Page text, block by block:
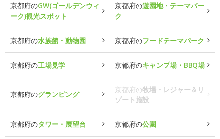
京都府のGW(ゴールデンウィ
ーク)観光スポット
京都府の遊園地・テーマパー
ク
京都府の水族館・動物園 京都府のフードテーマパーク
京都府の工場見学 京都府のキャンプ場・BBQ場
京都府のグランピング
京都府の牧場・レジャー＆リ
ゾート施設
京都府のタワー・展望台 京都府の公園